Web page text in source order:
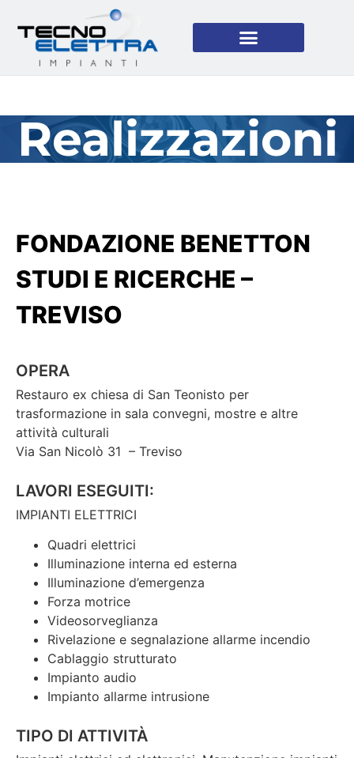
Realizzazioni
FONDAZIONE BENETTON
STUDI E RICERCHE –
TREVISO
OPERA
Restauro ex chiesa di San Teonisto per
trasformazione in sala convegni, mostre e altre
attività culturali
Via San Nicolò 31 – Treviso
LAVORI ESEGUITI:
IMPIANTI ELETTRICI
Quadri elettrici
Illuminazione interna ed esterna
Illuminazione d’emergenza
Forza motrice
Videosorveglianza
Rivelazione e segnalazione allarme incendio
Cablaggio strutturato
Impianto audio
Impianto allarme intrusione
TIPO DI ATTIVITÀ